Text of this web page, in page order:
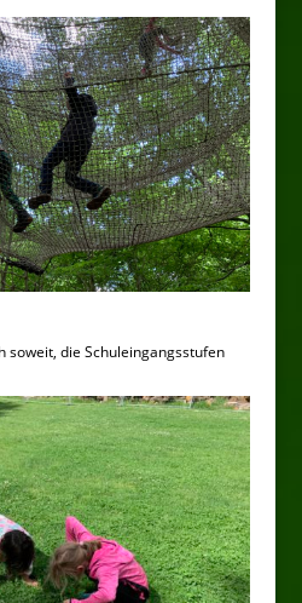
soweit, die Schuleingangsstufen